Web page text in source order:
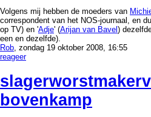
Volgens mij hebben de moeders van
correspondent van het NOS-journaal, en
op TV) en 'Adje' (Arijan van Bavel )
een en dezelfde).
Rob , zondag 19 oktober 2008, 16:55
reageer
bovenkamp